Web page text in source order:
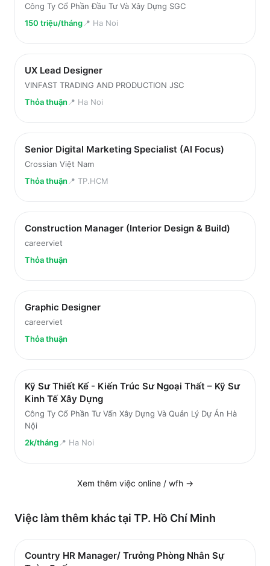
Công Ty Cổ Phần Đầu Tư Và Xây Dựng SGC
150 triệu/tháng📍 Ha Noi
UX Lead Designer
VINFAST TRADING AND PRODUCTION JSC
Thỏa thuận 📍 Ha Noi
Senior Digital Marketing Specialist (AI Focus)
Crossian Việt Nam
Thỏa thuận 📍 TP.HCM
Construction Manager (Interior Design & Build)
careerviet
Thỏa thuận
Graphic Designer
careerviet
Thỏa thuận
Kỹ Sư Thiết Kế - Kiến Trúc Sư Ngoại Thất – Kỹ Sư
Kinh Tế Xây Dựng
Công Ty Cổ Phần Tư Vấn Xây Dựng Và Quản Lý Dự Án Hà
Nội
2k/tháng📍 Ha Noi
Xem thêm việc online / wfh→
Việc làm thêm khác tại TP. Hồ Chí Minh
Country HR Manager/ Trưởng Phòng Nhân Sự